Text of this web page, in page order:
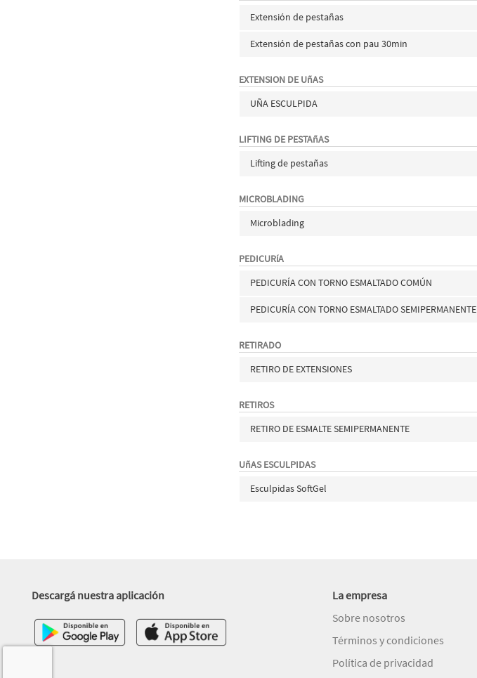
Extensión de pestañas
Extensión de pestañas con pau 30min
EXTENSION DE UñAS
UÑA ESCULPIDA
LIFTING DE PESTAñAS
Lifting de pestañas
MICROBLADING
Microblading
PEDICURíA
PEDICURÍA CON TORNO ESMALTADO COMÚN
PEDICURÍA CON TORNO ESMALTADO SEMIPERMANENTE
RETIRADO
RETIRO DE EXTENSIONES
RETIROS
RETIRO DE ESMALTE SEMIPERMANENTE
UñAS ESCULPIDAS
Esculpidas SoftGel
Descargá nuestra aplicación
La empresa
Sobre nosotros
Términos y condiciones
Política de privacidad